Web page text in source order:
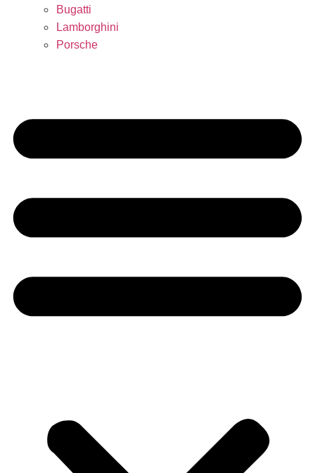
Bugatti
Lamborghini
Porsche